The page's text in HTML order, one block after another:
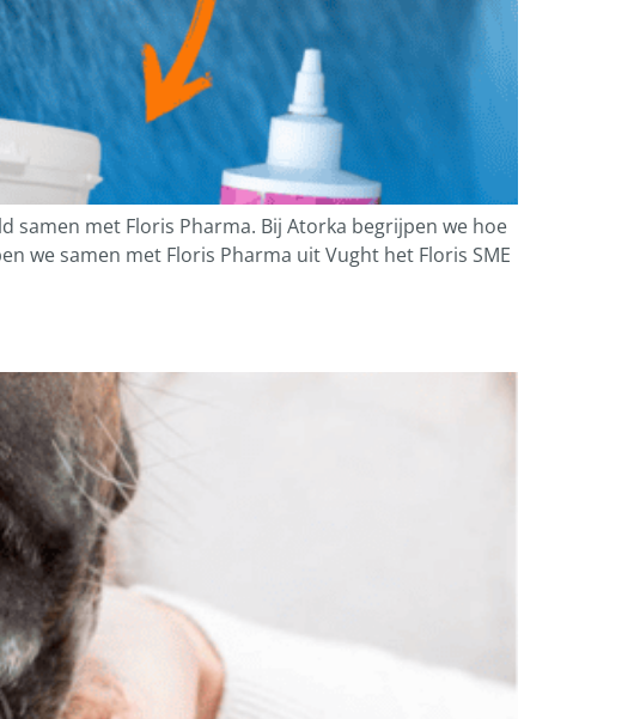
samen met Floris Pharma. Bij Atorka begrijpen we hoe
we samen met Floris Pharma uit Vught het Floris SME